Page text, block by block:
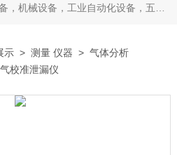
工业自动化设备，五金产品，电线电缆，金属材料，电子
示 >测量 仪器 >气体分析
校准泄漏仪